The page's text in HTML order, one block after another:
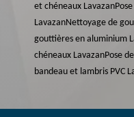
et chéneaux Lavazan
LavazanNettoyage de
gouttières en aluminium
chéneaux LavazanPose
bandeau et lambris PVC